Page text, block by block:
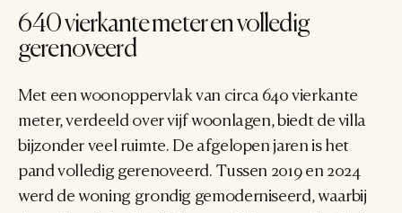
640 vierkante meter en volledig
gerenoveerd
Met een woonoppervlak van circa 640 vierkante
meter, verdeeld over vijf woonlagen, biedt de villa
bijzonder veel ruimte. De afgelopen jaren is het
pand volledig gerenoveerd. Tussen 2019 en 2024
werd de woning grondig gemoderniseerd, waarbij